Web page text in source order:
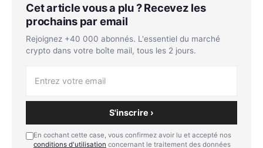
Cet article vous a plu ? Recevez les
prochains par email
Rejoignez +40 000 abonnés. L'essentiel du marché
crypto dans votre boîte mail, tous les 2 jours.
S'inscrire ›
En cochant cette case, vous confirmez avoir lu et accepté nos
conditions d'utilisation concernant le traitement des données